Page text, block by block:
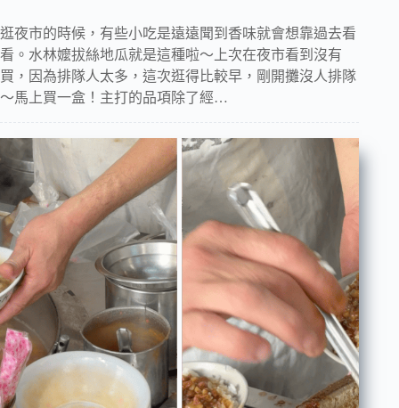
逛夜市的時候，有些小吃是遠遠聞到香味就會想靠過去看
看。水林嬤拔絲地瓜就是這種啦～上次在夜市看到沒有
買，因為排隊人太多，這次逛得比較早，剛開攤沒人排隊
～馬上買一盒！主打的品項除了經…